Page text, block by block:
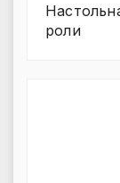
роли